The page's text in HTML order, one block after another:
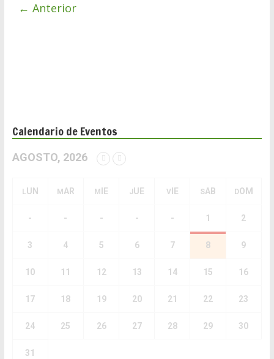
← Anterior
Calendario de Eventos
AGOSTO, 2026
LUN MAR MIE JUE VIE SAB DOM
- - - - - 1 2
3 4 5 6 7 8 9
10 11 12 13 14 15 16
17 18 19 20 21 22 23
24 25 26 27 28 29 30
31